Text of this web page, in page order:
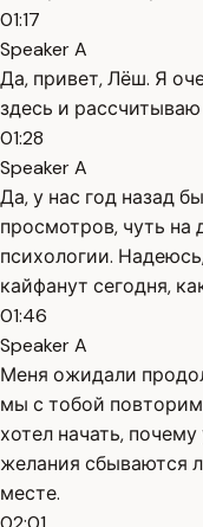
01:17
Speaker A
Да, привет, Лёш. Я
здесь и
01:28
Speaker A
Да, у нас год назад
просмотров, чуть
психологии.
кайфанут сегодня,
01:46
Speaker A
Меня ожидали
мы с тобой
хотел начать,
желания сбываются
месте.